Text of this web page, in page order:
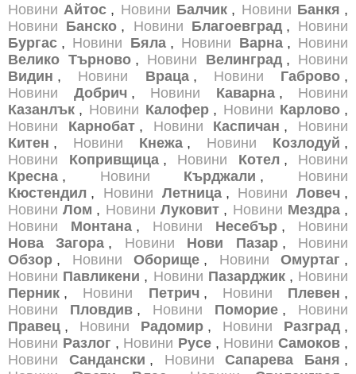
Новини Айтос , Новини Балчик , Новини Банкя ,
Новини Банско , Новини Благоевград , Новини
Бургас , Новини Бяла , Новини Варна , Новини
Велико Търново , Новини Велинград , Новини
Видин , Новини Враца , Новини Габрово ,
Новини
Добрич , Новини Каварна , Новини
Казанлък , Новини Калофер , Новини Карлово ,
Новини
Карнобат , Новини Каспичан , Новини
Китен , Новини Кнежа , Новини Козлодуй ,
Новини
Копривщица , Новини Котел , Новини
Кресна , Новини Кърджали , Новини
Кюстендил , Новини Летница , Новини Ловеч ,
Новини Лом , Новини Луковит , Новини Мездра ,
Новини
Монтана , Новини Несебър , Новини
Нова Загора , Новини Нови Пазар , Новини
Обзор , Новини Оборище , Новини Омуртаг ,
Новини Павликени , Новини Пазарджик , Новини
Перник , Новини Петрич , Новини Плевен ,
Новини
Пловдив , Новини Поморие , Новини
Правец , Новини Радомир , Новини Разград ,
Новини Разлог , Новини Русе , Новини Самоков ,
Новини
Сандански , Новини Сапарева Баня ,